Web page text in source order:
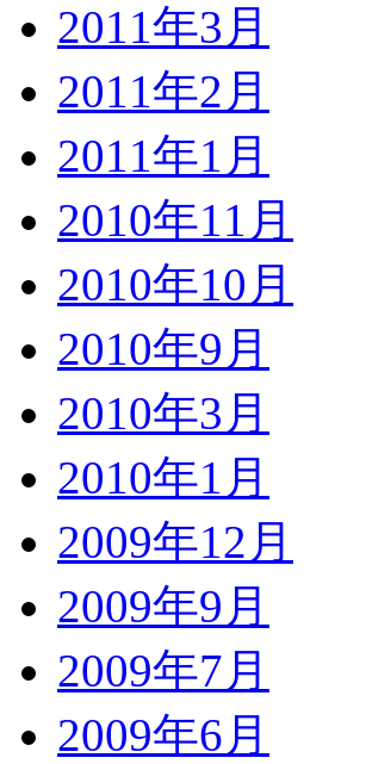
2011年3月
2011年2月
2011年1月
2010年11月
2010年10月
2010年9月
2010年3月
2010年1月
2009年12月
2009年9月
2009年7月
2009年6月